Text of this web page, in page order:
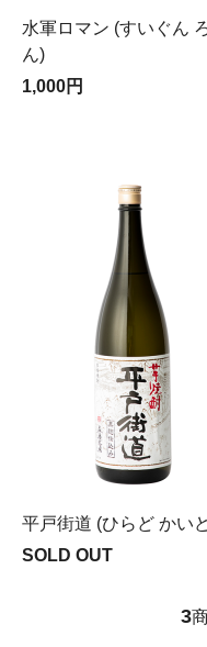
水軍ロマン (すいぐん
ん)
1,000円
平戸街道 (ひらど かい
SOLD OUT
3